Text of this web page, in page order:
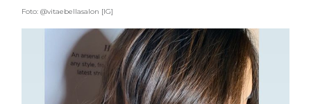
Foto: @vitaebellasalon [IG]